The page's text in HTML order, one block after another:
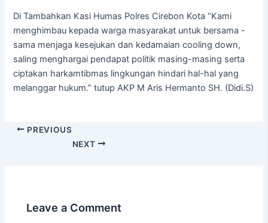
Di Tambahkan Kasi Humas Polres Cirebon Kota “Kami
menghimbau kepada warga masyarakat untuk bersama -
sama menjaga kesejukan dan kedamaian cooling down,
saling menghargai pendapat politik masing-masing serta
ciptakan harkamtibmas lingkungan hindari hal-hal yang
melanggar hukum.” tutup AKP M Aris Hermanto SH. (Didi.S)
PREVIOUS
NEXT
Leave a Comment